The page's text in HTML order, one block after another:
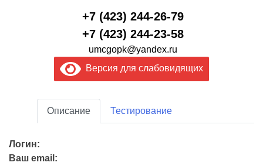
+7 (423) 244-26-79
+7 (423) 244-23-58
umcgopk@yandex.ru
Версия для слабовидящих
Описание Тестирование
Логин:
Ваш email: